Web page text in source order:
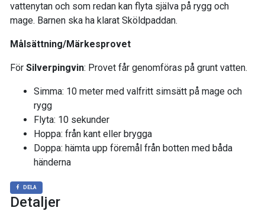
vattenytan och som redan kan flyta själva på rygg och
mage. Barnen ska ha klarat Sköldpaddan.
Målsättning/Märkesprovet
För Silverpingvin: Provet får genomföras på grunt vatten.
Simma: 10 meter med valfritt simsätt på mage och
rygg
Flyta: 10 sekunder
Hoppa: från kant eller brygga
Doppa: hämta upp föremål från botten med båda
händerna
DELA
Detaljer